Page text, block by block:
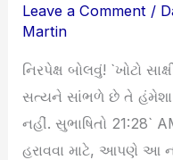
Leave a Comment /
Martin
નિરપેક્ષ બોલવું! `ખોટો
સત્યને સાંભળે છે તે
નહીં. સુભાષિતો 21:28`
હરાવવા માટે, આપણે આ